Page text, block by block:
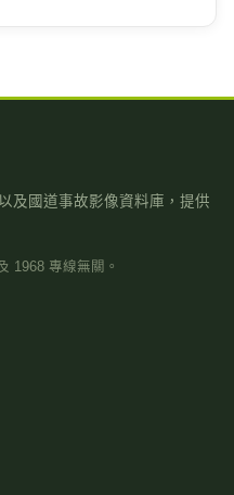
及國道事故影像資料庫，提供
1968 專線無關。